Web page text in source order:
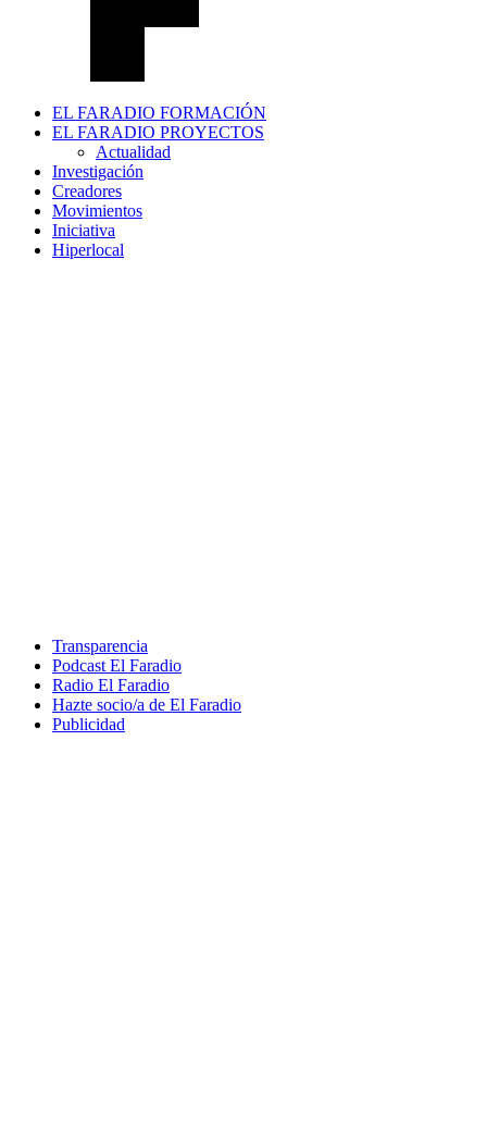
EL FARADIO FORMACIÓN
EL FARADIO PROYECTOS
Actualidad
Investigación
Creadores
Movimientos
Iniciativa
Hiperlocal
Transparencia
Podcast El Faradio
Radio El Faradio
Hazte socio/a de El Faradio
Publicidad